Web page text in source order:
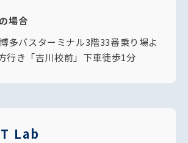
場合
多バスターミナル3階33番乗り場よ
行き「吉川校前」下車徒歩1分
Lab